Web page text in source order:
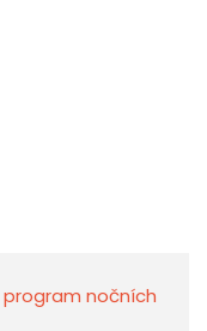
program nočních